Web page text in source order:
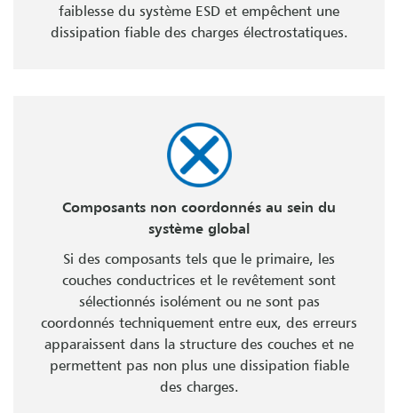
faiblesse du système ESD et empêchent une
dissipation fiable des charges électrostatiques.
Composants non coordonnés au sein du
système global
Si des composants tels que le primaire, les
couches conductrices et le revêtement sont
sélectionnés isolément ou ne sont pas
coordonnés techniquement entre eux, des erreurs
apparaissent dans la structure des couches et ne
permettent pas non plus une dissipation fiable
des charges.